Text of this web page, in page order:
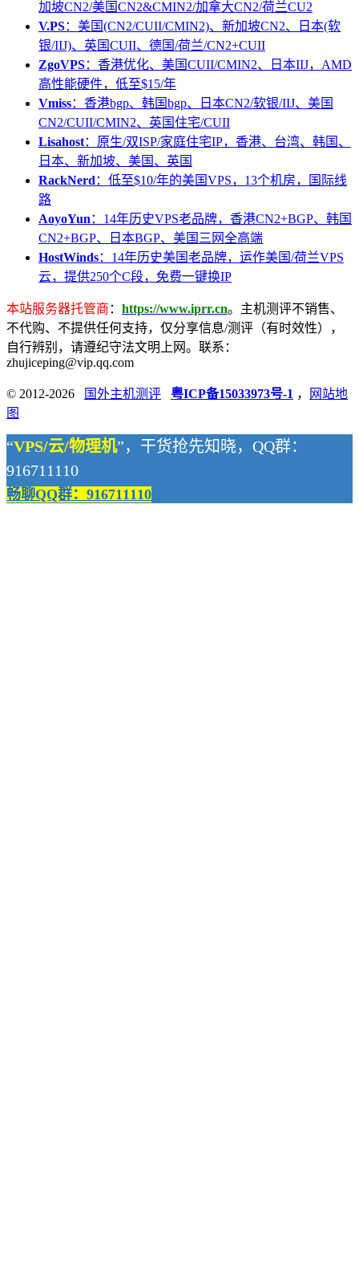
加坡CN2/美国CN2&CMIN2/加拿大CN2/荷兰CU2
V.PS：美国(CN2/CUII/CMIN2)、新加坡CN2、日本(软
银/IIJ)、英国CUII、德国/荷兰/CN2+CUII
ZgoVPS：香港优化、美国CUII/CMIN2、日本IIJ，AMD
高性能硬件，低至$15/年
Vmiss：香港bgp、韩国bgp、日本CN2/软银/IIJ、美国
CN2/CUII/CMIN2、英国住宅/CUII
Lisahost：原生/双ISP/家庭住宅IP，香港、台湾、韩国、
日本、新加坡、美国、英国
RackNerd ：低至$10/年的美国VPS，13个机房，国际线
路
AoyoYun ：14年历史VPS老品牌，香港CN2+BGP、韩国
CN2+BGP、日本BGP、美国三网全高端
HostWinds：14年历史美国老品牌，运作美国/荷兰VPS
云，提供250个C段，免费一键换IP
本站服务器托管商 ： https://www.iprr.cn。主机测评不销售、
不代购、不提供任何支持，仅分享信息/测评（有时效性），
自行辨别，请遵纪守法文明上网。联系：
zhujiceping@vip.qq.com
© 2012-2026 国外主机测评 粤ICP备15033973号-1 ，
网站地
图
“VPS/云/物理机”，干货抢先知晓，QQ群：
916711110
畅聊QQ群：916711110